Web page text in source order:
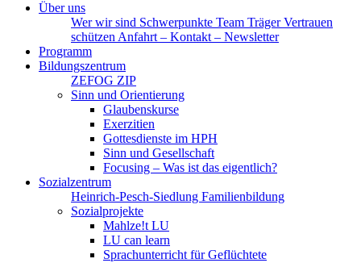
Über uns
Wer wir sind Schwerpunkte Team TrägerVertrauen
schützen Anfahrt – Kontakt – Newsletter
Programm
Bildungszentrum
ZEFOG ZIP
Sinn und Orientierung
Glaubenskurse
Exerzitien
Gottesdienste im HPH
Sinn und Gesellschaft
Focusing – Was ist das eigentlich?
Sozialzentrum
Heinrich-Pesch-Siedlung Familienbildung
Sozialprojekte
Mahlze!t LU
LU can learn
Sprachunterricht für Geflüchtete